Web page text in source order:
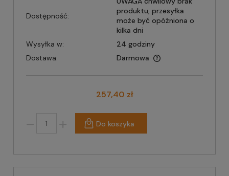
Dostępność:
produktu, przesyłka
może być opóźniona o
kilka dni
Wysyłka w:
24 godziny
Dostawa:
Darmowa
257,40 zł
Do koszyka